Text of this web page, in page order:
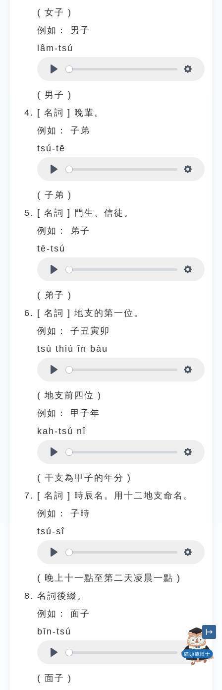
( 女子 )
例如：
男子
lâm-tsú
( 男子 )
[ 名詞 ] 晚輩。
例如：
子弟
tsú-tē
( 子弟 )
[ 名詞 ] 門生、信徒。
例如：
弟子
tē-tsú
( 弟子 )
[ 名詞 ] 地支的第一位。
例如：
子丑寅卯
tsú thiú în báu
( 地支前四位 )
例如：
甲子年
kah-tsú nî
( 干支為甲子的年分 )
[ 名詞 ] 時辰名。用十二地支命名。
例如：
子時
tsú-sî
( 晚上十一點至第二天凌晨一點 )
名詞後綴。
例如：
面子
bīn-tsú
Settings
( 面子 )
貓頭鷹博士